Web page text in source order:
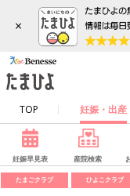
×
TOP 妊娠・出産
妊娠早見表 産院検索
たまごクラブ ひよこクラブ